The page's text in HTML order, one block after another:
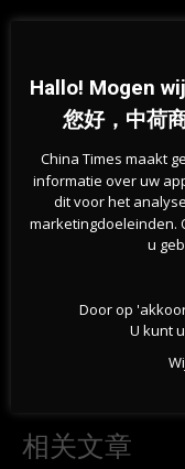
绝全国统一行动
欧盟突袭Temu都柏林总
相关文章
Hallo! Mogen
您好，中荷
China Times maakt
informatie over uw
dit voor het
marketingdoeleinden.
u
Door op
U kunt